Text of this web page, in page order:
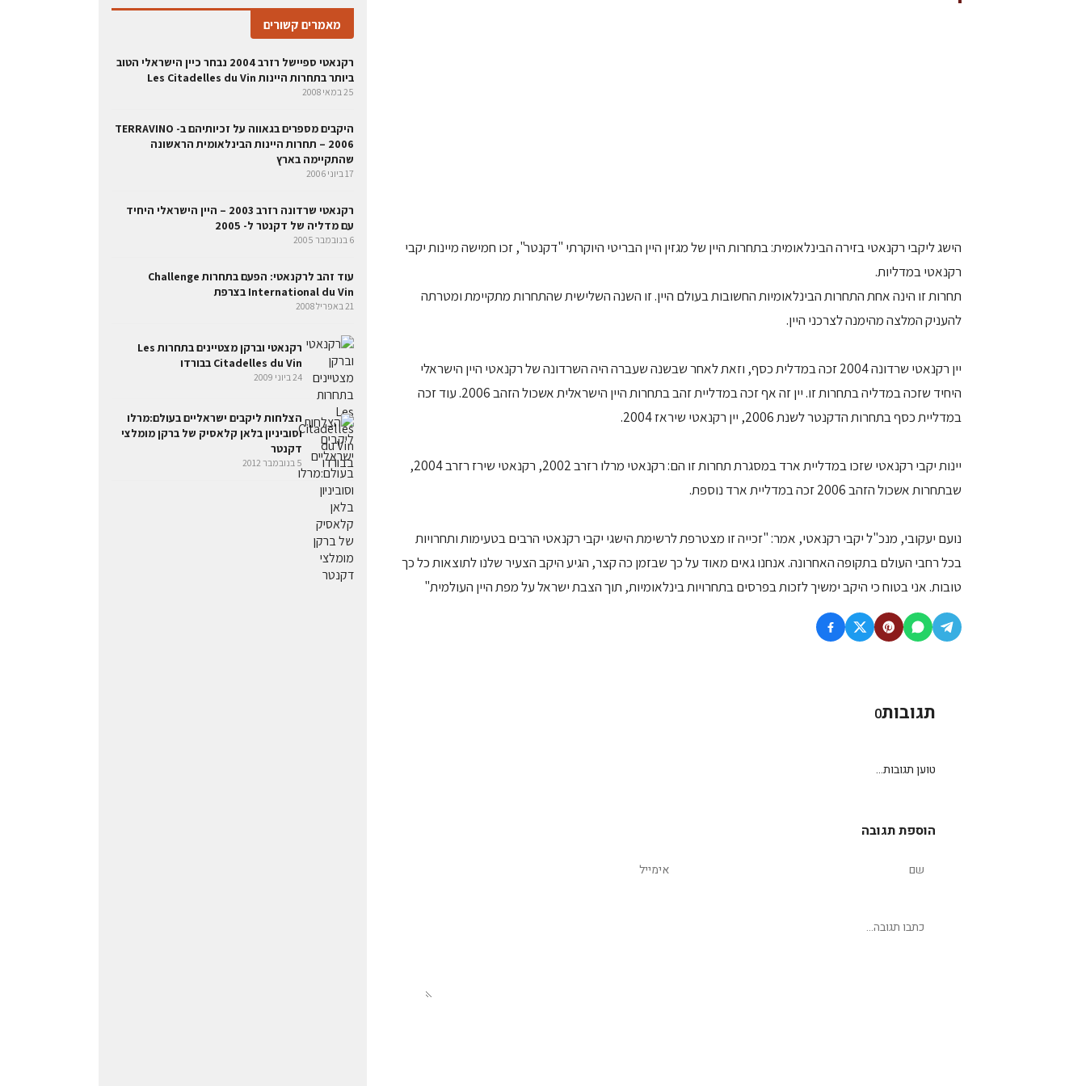
הישג ליקבי רקנאטי בזירה הבינלאומית: בתחרות היין של מגזין היין הבריטי היוקרתי "דקנטר", זכו חמישה מיינות יקבי
רקנאטי במדליות.
תחרות זו הינה אחת התחרות הבינלאומיות החשובות בעולם היין. זו השנה השלישית שהתחרות מתקיימת ומטרתה
להעניק המלצה מהימנה לצרכני היין.
יין רקנאטי שרדונה 2004 זכה במדלית כסף, וזאת לאחר שבשנה שעברה היה השרדונה של רקנאטי היין הישראלי
היחיד שזכה במדליה בתחרות זו. יין זה אף זכה במדליית זהב בתחרות היין הישראלית אשכול הזהב 2006. עוד זכה
במדליית כסף בתחרות הדקנטר לשנת 2006, יין רקנאטי שיראז 2004.
יינות יקבי רקנאטי שזכו במדליית ארד במסגרת תחרות זו הם: רקנאטי מרלו רזרב 2002, רקנאטי שירז רזרב 2004,
שבתחרות אשכול הזהב 2006 זכה במדליית ארד נוספת.
נועם יעקובי, מנכ"ל יקבי רקנאטי, אמר: "זכייה זו מצטרפת לרשימת הישגי יקבי רקנאטי הרבים בטעימות ותחרויות
בכל רחבי העולם בתקופה האחרונה. אנחנו גאים מאוד על כך שבזמן כה קצר, הגיע היקב הצעיר שלנו לתוצאות כל כך
טובות. אני בטוח כי היקב ימשיך לזכות בפרסים בתחרויות בינלאומיות, תוך הצבת ישראל על מפת היין העולמית"
תגובות0
טוען תגובות...
הוספת תגובה
מאמרים קשורים
רקנאטי ספיישל רזרב 2004 נבחר כיין הישראלי הטוב
ביותר בתחרות היינות Les Citadelles du Vin
25 במאי 2008
היקבים מספרים בגאווה על זכיותיהם ב- TERRAVINO
2006 – תחרות היינות הבינלאומית הראשונה
שהתקיימה בארץ
17 ביוני 2006
רקנאטי שרדונה רזרב 2003 – היין הישראלי היחיד
עם מדליה של דקנטר ל- 2005
6 בנובמבר 2005
עוד זהב לרקנאטי: הפעם בתחרות Challenge
International du Vin בצרפת
21 באפריל 2008
רקנאטי וברקן מצטיינים בתחרות Les
Citadelles du Vin בבורדו
24 ביוני 2009
הצלחות ליקבים ישראליים בעולם:מרלו
וסוביניון בלאן קלאסיק של ברקן מומלצי
דקנטר
5 בנובמבר 2012